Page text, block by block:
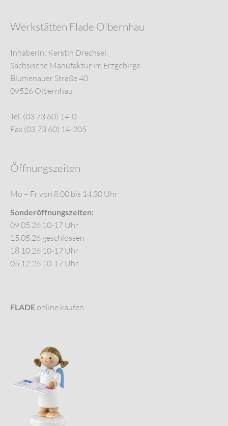
Werkstätten Flade Olbernhau
Inhaberin: Kerstin Drechsel
Sächsische Manufaktur im Erzgebirge
Blumenauer Straße 40
09526 Olbernhau
Tel. (03 73 60) 14-0
Fax (03 73 60) 14-205
Öffnungszeiten
Mo – Fr von 8.00 bis 14.30 Uhr
Sonderöffnungszeiten:
09.05.26 10-17 Uhr
15.05.26 geschlossen
18.10.26 10-17 Uhr
05.12.26 10-17 Uhr
FLADE online kaufen